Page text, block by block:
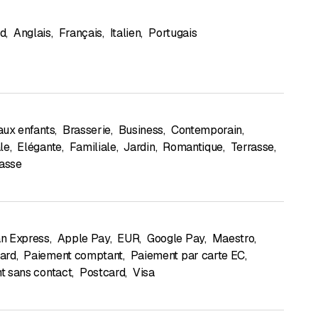
, Anglais, Français, Italien, Portugais
enfants, Brasserie, Business, Contemporain,
, Elégante, Familiale, Jardin, Romantique, Terrasse,
Express, Apple Pay, EUR, Google Pay, Maestro,
, Paiement comptant, Paiement par carte EC,
sans contact, Postcard, Visa